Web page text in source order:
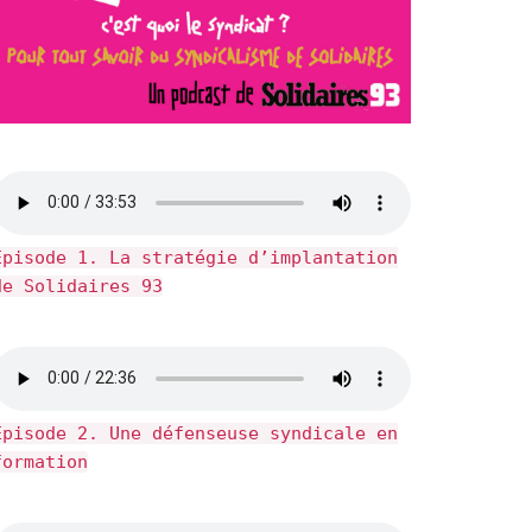
1. La stratégie d’implantation
Solidaires 93
2. Une défenseuse syndicale en